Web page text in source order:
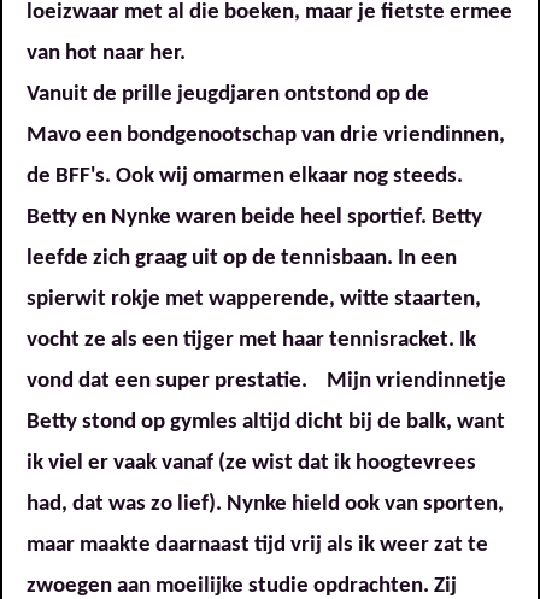
loeizwaar met al die boeken, maar je fietste ermee
van hot naar her.
Vanuit de prille jeugdjaren ontstond op de
Mavo een bondgenootschap van drie vriendinnen,
de BFF's. Ook wij omarmen elkaar nog steeds.
Betty en Nynke waren beide heel sportief. Betty
leefde zich graag uit op de tennisbaan. In een
spierwit rokje met wapperende, witte staarten,
vocht ze als een tijger met haar tennisracket. Ik
vond dat een super prestatie. Mijn vriendinnetje
Betty stond op gymles altijd dicht bij de balk, want
ik viel er vaak vanaf (ze wist dat ik hoogtevrees
had, dat was zo lief). Nynke hield ook van sporten,
maar maakte daarnaast tijd vrij als ik weer zat te
zwoegen aan moeilijke studie opdrachten. Zij